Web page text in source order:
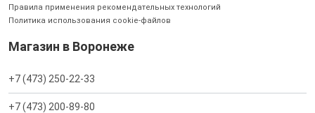
Правила применения рекомендательных технологий
Политика использования cookie-файлов
Магазин в Воронеже
+7 (473) 250-22-33
+7 (473) 200-89-80